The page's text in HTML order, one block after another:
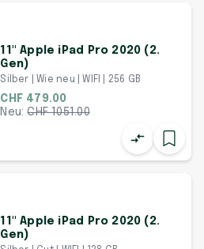
11" Apple iPad Pro 2020 (2.
Gen)
Silber | Wie neu | WIFI | 256 GB
CHF 479.00
Neu:CHF1051.00
11" Apple iPad Pro 2020 (2.
Gen)